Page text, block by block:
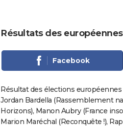
Résultats des
Facebook
Résultat des élections européennes
Jordan Bardella (Rassemblement
Horizons), Manon Aubry (France
Marion Maréchal (Reconquête !),